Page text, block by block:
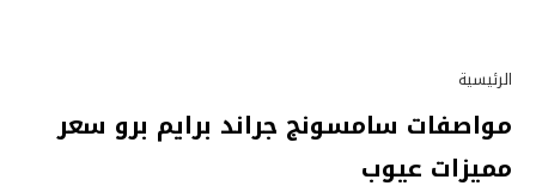
الرئيسية
مواصفات سامسونج جراند برايم برو سعر
مميزات عيوب